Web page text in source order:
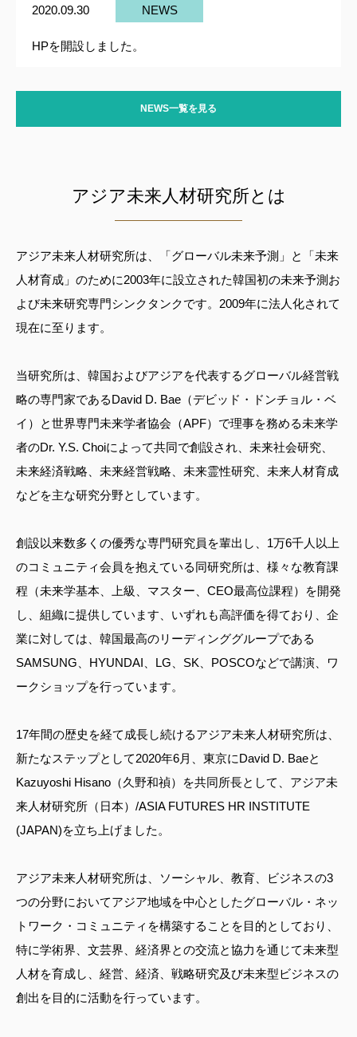
2020.09.30 NEWS
HPを開設しました。
NEWS一覧を見る
アジア未来人材研究所とは
アジア未来人材研究所は、「グローバル未来予測」と「未来
人材育成」のために2003年に設立された韓国初の未来予測お
よび未来研究専門シンクタンクです。2009年に法人化されて
現在に至ります。
当研究所は、韓国およびアジアを代表するグローバル経営戦
略の専門家であるDavid D. Bae（デビッド・ドンチョル・ベ
イ）と世界専門未来学者協会（APF）で理事を務める未来学
者のDr. Y.S. Choiによって共同で創設され、未来社会研究、
未来経済戦略、未来経営戦略、未来霊性研究、未来人材育成
などを主な研究分野としています。
創設以来数多くの優秀な専門研究員を輩出し、1万6千人以上
のコミュニティ会員を抱えている同研究所は、様々な教育課
程（未来学基本、上級、マスター、CEO最高位課程）を開発
し、組織に提供しています、いずれも高評価を得ており、企
業に対しては、韓国最高のリーディンググループである
SAMSUNG、HYUNDAI、LG、SK、POSCOなどで講演、ワ
ークショップを行っています。
17年間の歴史を経て成長し続けるアジア未来人材研究所は、
新たなステップとして2020年6月、東京にDavid D. Baeと
Kazuyoshi Hisano（久野和禎）を共同所長として、アジア未
来人材研究所（日本）/ASIA FUTURES HR INSTITUTE
(JAPAN)を立ち上げました。
アジア未来人材研究所は、ソーシャル、教育、ビジネスの3
つの分野においてアジア地域を中心としたグローバル・ネッ
トワーク・コミュニティを構築することを目的としており、
特に学術界、文芸界、経済界との交流と協力を通じて未来型
人材を育成し、経営、経済、戦略研究及び未来型ビジネスの
創出を目的に活動を行っています。